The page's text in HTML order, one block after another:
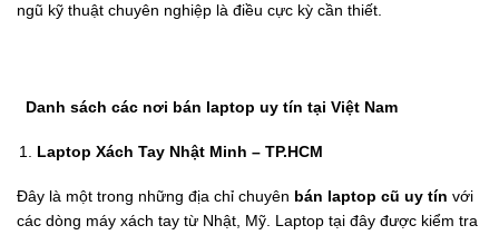
ngũ kỹ thuật chuyên nghiệp là điều cực kỳ cần thiết.
Danh sách các nơi bán laptop uy tín tại Việt Nam
Laptop Xách Tay Nhật Minh – TP.HCM
Đây là một trong những địa chỉ chuyên bán laptop cũ uy tín với
các dòng máy xách tay từ Nhật, Mỹ. Laptop tại đây được kiểm tra